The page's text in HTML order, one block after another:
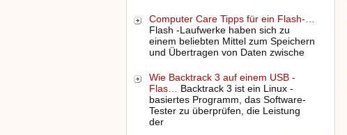
Computer Care Tipps für ein Flash-…
Flash -Laufwerke haben sich zu
einem beliebten Mittel zum Speichern
und Übertragen von Daten zwische
Wie Backtrack 3 auf einem USB -
Flas…
Backtrack 3 ist ein Linux -
basiertes Programm, das Software-
Tester zu überprüfen, die Leistung
der